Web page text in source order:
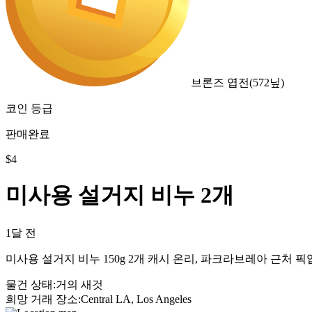
브론즈 엽전(572닢)
코인 등급
판매완료
$4
미사용 설거지 비누 2개
1달 전
미사용 설거지 비누 150g 2개 캐시 온리, 파크라브레아 근처 픽
물건 상태 :거의 새것
희망 거래 장소:Central LA, Los Angeles